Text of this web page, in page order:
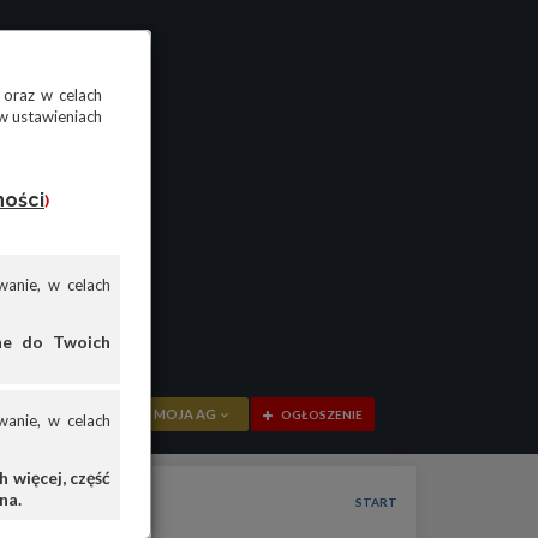
w celach
ustawieniach
)
w celach
do Twoich
w celach
więcej, część
MOJA AG
PRZEGLĄD
OGŁOSZENIE
START